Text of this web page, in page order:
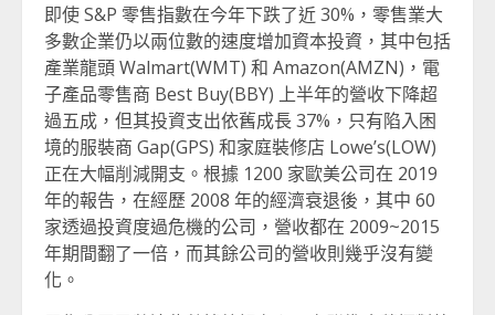
即使 S&P 零售指數在今年下跌了近 30%，零售業大
多數企業仍以兩位數的速度增加資本投資，其中包括
產業龍頭 Walmart(WMT) 和 Amazon(AMZN)，電
子產品零售商 Best Buy(BBY) 上半年的營收下降超
過五成，但其投資支出依舊成長 37%，只有陷入困
境的服裝商 Gap(GPS) 和家庭裝修店 Lowe’s(LOW)
正在大幅削減開支。根據 1200 家歐美公司在 2019
年的報告，在經歷 2008 年的經濟衰退後，其中 60
家透過投資度過危機的公司，營收都在 2009~2015
年期間翻了一倍，而其餘公司的營收則幾乎沒有變
化。